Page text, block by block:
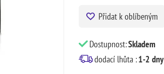
Přidat k oblíbeným
Dostupnost:Skladem
dodací lhůta :1-2 dny